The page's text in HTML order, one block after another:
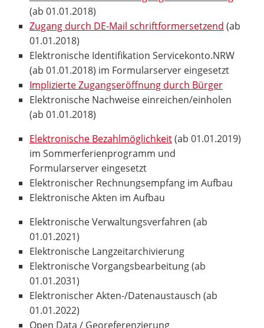
(ab 01.01.2018)
Zugang durch DE-Mail schriftformersetzend (ab
01.01.2018)
Elektronische Identifikation Servicekonto.NRW
(ab 01.01.2018) im Formularserver eingesetzt
Implizierte Zugangseröffnung durch Bürger
Elektronische Nachweise einreichen/einholen
(ab 01.01.2018)
Elektronische Bezahlmöglichkeit(ab 01.01.2019)
im Sommerferienprogramm und
Formularserver eingesetzt
Elektronischer Rechnungsempfang im Aufbau
Elektronische Akten im Aufbau
Elektronische Verwaltungsverfahren (ab
01.01.2021)
Elektronische Langzeitarchivierung
Elektronische Vorgangsbearbeitung (ab
01.01.2031)
Elektronischer Akten-/Datenaustausch (ab
01.01.2022)
Open Data / Georeferenzierung